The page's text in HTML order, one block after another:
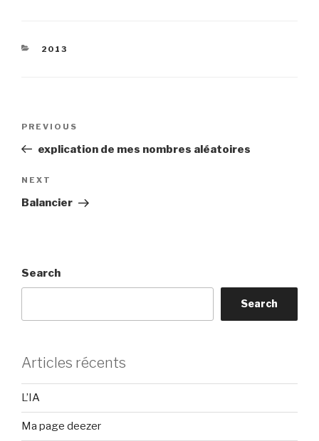
CATEGORIES
2013
Previous
Post
PREVIOUS
explication de mes nombres aléatoires
Next
Post
NEXT
Balancier
Search
Search
Articles récents
L’IA
Ma page deezer